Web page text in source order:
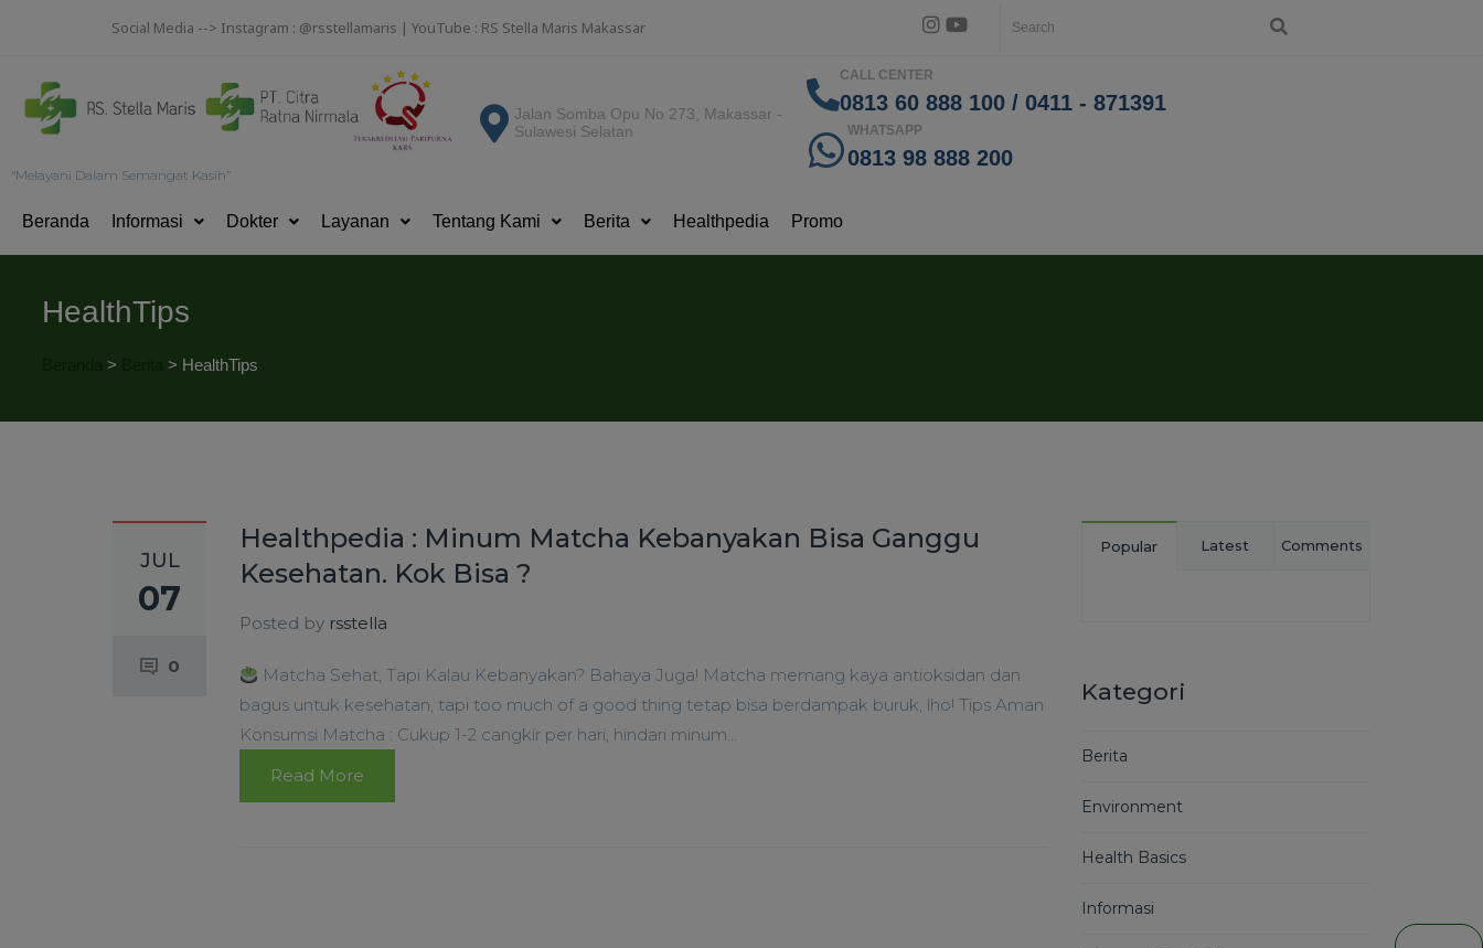
Social Media --> Instagram : @rsstellamaris | YouTube : RS Stella Maris Makassar
“Melayani Dalam Semangat Kasih”
Jalan Somba Opu No 273, Makassar -
Sulawesi Selatan
CALL CENTER
0813 60 888 100 / 0411 - 871391
WHATSAPP
0813 98 888 200
Beranda Informasi Dokter Layanan Tentang Kami Berita Healthpedia Promo
HealthTips
> > HealthTips
JUL
07
0
Healthpedia : Minum Matcha Kebanyakan Bisa Ganggu
Kesehatan. Kok Bisa ?
Posted by rsstella
Matcha Sehat, Tapi Kalau Kebanyakan? Bahaya Juga! Matcha memang kaya antioksidan dan
bagus untuk kesehatan, tapi too much of a good thing tetap bisa berdampak buruk, lho! Tips Aman
Konsumsi Matcha : Cukup 1-2 cangkir per hari, hindari minum...
Read More
Popular Latest Comments
Kategori
Berita
Environment
Health Basics
Informasi